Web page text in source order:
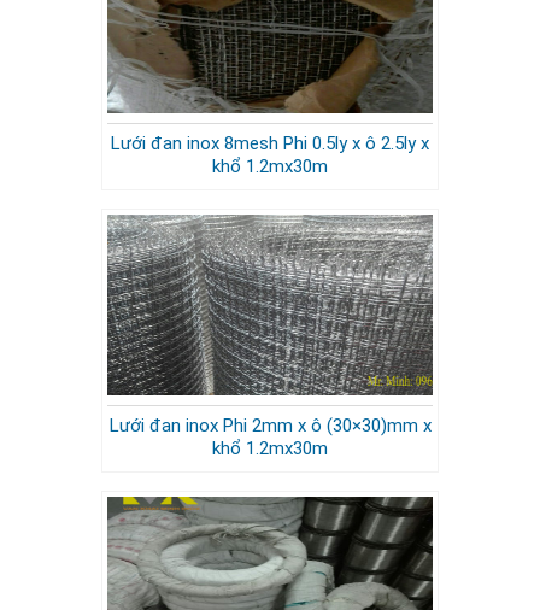
Lưới đan inox 8mesh Phi 0.5ly x ô 2.5ly x
khổ 1.2mx30m
Lưới đan inox Phi 2mm x ô (30×30)mm x
khổ 1.2mx30m